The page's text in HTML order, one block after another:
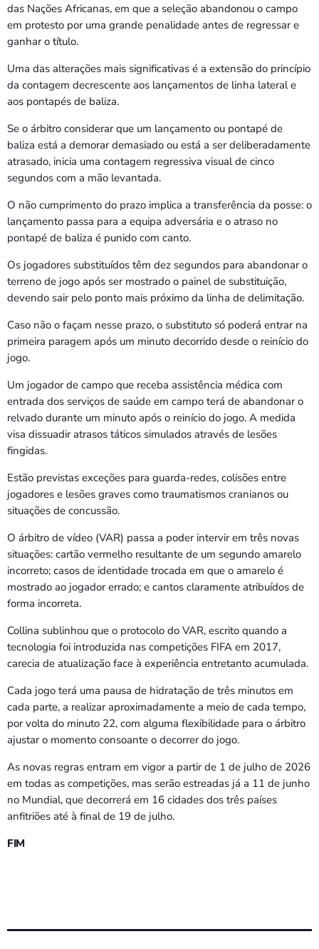
das Nações Africanas, em que a seleção abandonou o campo
em protesto por uma grande penalidade antes de regressar e
ganhar o título.
Uma das alterações mais significativas é a extensão do princípio
da contagem decrescente aos lançamentos de linha lateral e
aos pontapés de baliza.
Se o árbitro considerar que um lançamento ou pontapé de
baliza está a demorar demasiado ou está a ser deliberadamente
atrasado, inicia uma contagem regressiva visual de cinco
segundos com a mão levantada.
O não cumprimento do prazo implica a transferência da posse: o
lançamento passa para a equipa adversária e o atraso no
pontapé de baliza é punido com canto.
Os jogadores substituídos têm dez segundos para abandonar o
terreno de jogo após ser mostrado o painel de substituição,
devendo sair pelo ponto mais próximo da linha de delimitação.
Caso não o façam nesse prazo, o substituto só poderá entrar na
primeira paragem após um minuto decorrido desde o reinício do
jogo.
Um jogador de campo que receba assistência médica com
entrada dos serviços de saúde em campo terá de abandonar o
relvado durante um minuto após o reinício do jogo. A medida
visa dissuadir atrasos táticos simulados através de lesões
fingidas.
Estão previstas exceções para guarda-redes, colisões entre
jogadores e lesões graves como traumatismos cranianos ou
situações de concussão.
O árbitro de vídeo (VAR) passa a poder intervir em três novas
situações: cartão vermelho resultante de um segundo amarelo
incorreto; casos de identidade trocada em que o amarelo é
mostrado ao jogador errado; e cantos claramente atribuídos de
forma incorreta.
Collina sublinhou que o protocolo do VAR, escrito quando a
tecnologia foi introduzida nas competições FIFA em 2017,
carecia de atualização face à experiência entretanto acumulada.
Cada jogo terá uma pausa de hidratação de três minutos em
cada parte, a realizar aproximadamente a meio de cada tempo,
por volta do minuto 22, com alguma flexibilidade para o árbitro
ajustar o momento consoante o decorrer do jogo.
As novas regras entram em vigor a partir de 1 de julho de 2026
em todas as competições, mas serão estreadas já a 11 de junho
no Mundial, que decorrerá em 16 cidades dos três países
anfitriões até à final de 19 de julho.
FIM